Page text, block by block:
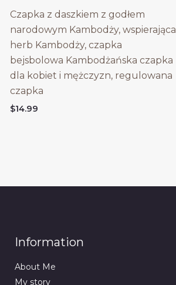
Czapka z daszkiem z godłem
narodowym Kambodży, wspierająca
herb Kambodży, czapka
bejsbolowa Kambodżańska czapka
dla kobiet i mężczyzn, regulowana
czapka
$14.99
Information
About Me
My story